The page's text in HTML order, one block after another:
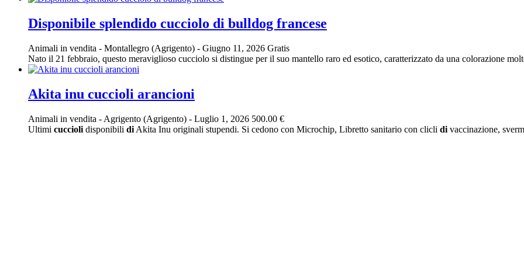
Disponibile splendido cucciolo di bulldog francese
Animali in vendita - Montallegro (Agrigento) - Giugno 11, 2026 Gratis
Nato il 21 febbraio, questo meraviglioso cucciolo si distingue per il suo mantello raro ed esotico, caratterizzato da una colorazione
Akita inu cuccioli arancioni
Animali in vendita - Agrigento (Agrigento) - Luglio 1, 2026 500.00 €
Ultimi cuccioli disponibili di Akita Inu originali stupendi. Si cedono con Microchip, Libretto sanitario con clicli di vaccinazione,